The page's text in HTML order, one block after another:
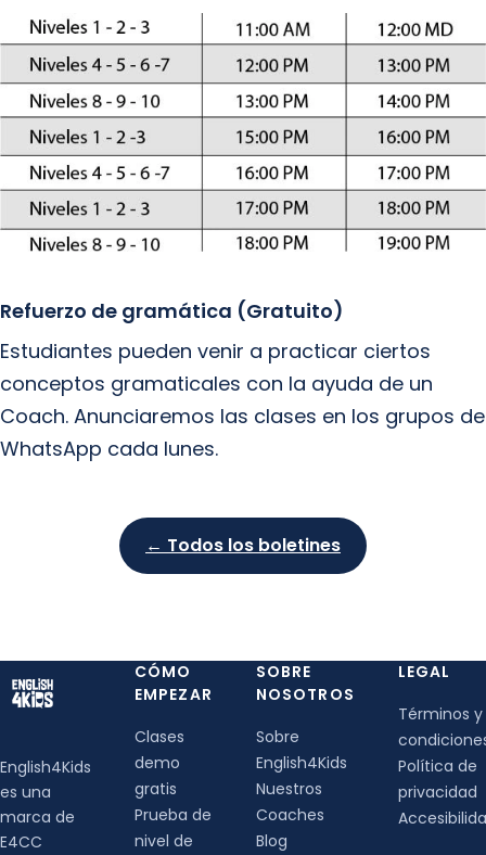
Refuerzo de gramática (Gratuito)
Estudiantes pueden venir a practicar ciertos
conceptos gramaticales con la ayuda de un
Coach. Anunciaremos las clases en los grupos de
WhatsApp cada lunes.
← Todos los boletines
English4Kids
es una
marca de
E4CC
CÓMO
EMPEZAR
Clases
demo
gratis
Prueba de
nivel de
SOBRE
NOSOTROS
Sobre
English4Kids
Nuestros
Coaches
Blog
LEGAL
Términos y
Política de
privacidad